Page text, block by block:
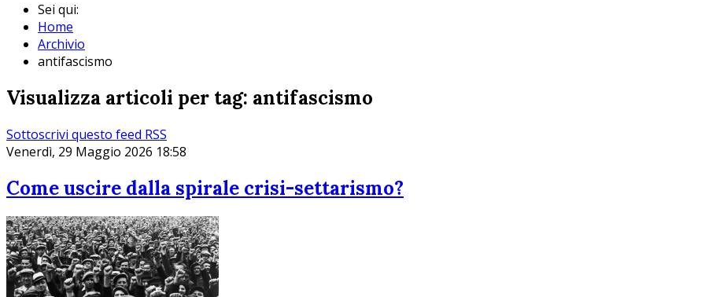
Sei qui:
Home
Archivio
antifascismo
Visualizza articoli per tag: antifascismo
Sottoscrivi questo feed RSS
Venerdì, 29 Maggio 2026 18:58
Come uscire dalla spirale crisi-settarismo?